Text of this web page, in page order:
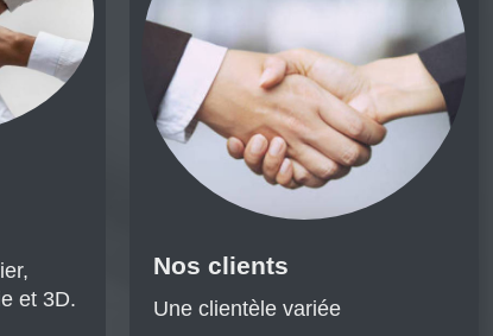
et 3D.
Nos clients
Une clientèle variée